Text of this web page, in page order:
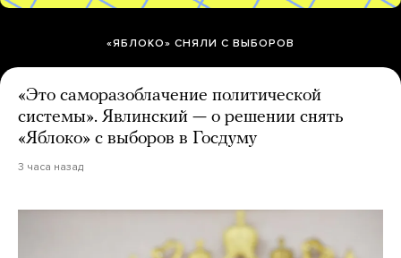
«ЯБЛОКО» СНЯЛИ С ВЫБОРОВ
«Это саморазоблачение политической
системы». Явлинский — о решении снять
«Яблоко» с выборов в Госдуму
3 часа назад